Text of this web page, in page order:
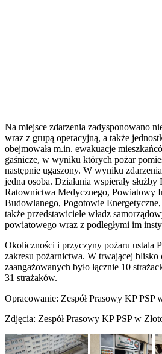
Na miejsce zdarzenia zadysponowano
wraz z grupą operacyjną, a także
obejmowała m.in. ewakuacje
gaśnicze, w wyniku których pożar
następnie ugaszony. W wyniku
jedna osoba. Działania wspierały służby
Ratownictwa Medycznego, Powiatowy
Budowlanego, Pogotowie
także przedstawiciele władz
powiatowego wraz z podległymi im
Okoliczności i przyczyny pożaru ustala
zakresu pożarnictwa. W trwającej
zaangażowanych było łącznie 10
31 strażaków.
Opracowanie: Zespół Prasowy KP PSP
Zdjęcia: Zespół Prasowy KP PSP w